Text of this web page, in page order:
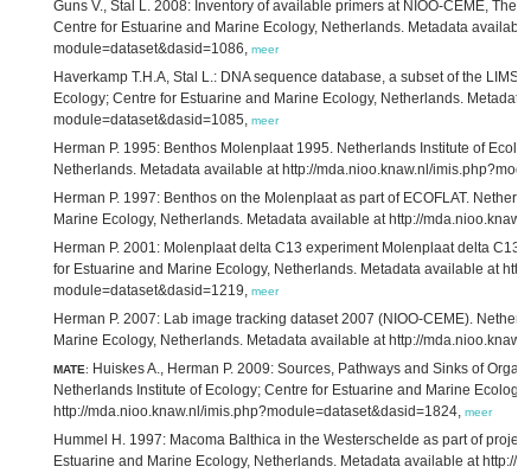
Guns V., Stal L. 2008: Inventory of available primers at NIOO-CEME, The
Centre for Estuarine and Marine Ecology, Netherlands. Metadata
module=dataset&dasid=1086, meer
Haverkamp T.H.A, Stal L.: DNA sequence database, a subset of the LIMS
Ecology; Centre for Estuarine and Marine Ecology, Netherlands.
module=dataset&dasid=1085, meer
Herman P. 1995: Benthos Molenplaat 1995. Netherlands Institute of
Netherlands. Metadata available at http://mda.nioo.knaw.nl/
Herman P. 1997: Benthos on the Molenplaat as part of ECOFLAT.
Marine Ecology, Netherlands. Metadata available at http://
Herman P. 2001: Molenplaat delta C13 experiment Molenplaat delta C13
for Estuarine and Marine Ecology, Netherlands. Metadata available at
module=dataset&dasid=1219, meer
Herman P. 2007: Lab image tracking dataset 2007 (NIOO-CEME).
Marine Ecology, Netherlands. Metadata available at http://
MATE: Huiskes A., Herman P. 2009: Sources, Pathways and Sinks of
Netherlands Institute of Ecology; Centre for Estuarine and Marine
http://mda.nioo.knaw.nl/imis.php?module=dataset&dasid=1824, meer
Hummel H. 1997: Macoma Balthica in the Westerschelde as part of
Estuarine and Marine Ecology, Netherlands. Metadata available at http://